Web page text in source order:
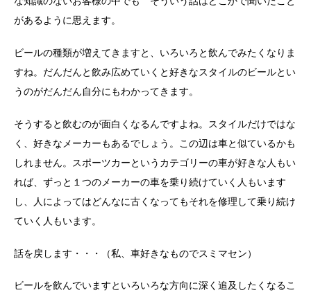
があるように思えます。
ビールの種類が増えてきますと、いろいろと飲んでみたくなりま
すね。だんだんと飲み広めていくと好きなスタイルのビールとい
うのがだんだん自分にもわかってきます。
そうすると飲むのが面白くなるんですよね。スタイルだけではな
く、好きなメーカーもあるでしょう。この辺は車と似ているかも
しれません。スポーツカーというカテゴリーの車が好きな人もい
れば、ずっと１つのメーカーの車を乗り続けていく人もいます
し、人によってはどんなに古くなってもそれを修理して乗り続け
ていく人もいます。
話を戻します・・・（私、車好きなものでスミマセン）
ビールを飲んでいますといろいろな方向に深く追及したくなるこ